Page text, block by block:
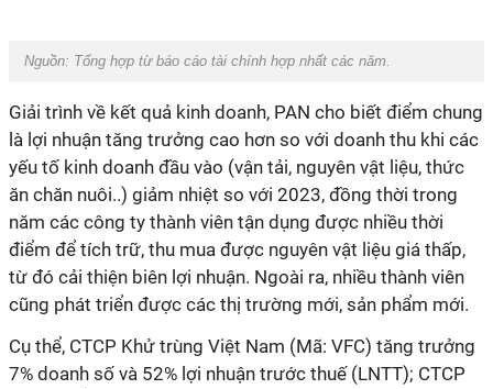
Nguồn: Tổng hợp từ báo cáo tài chính hợp nhất các năm.
Giải trình về kết quả kinh doanh, PAN cho biết điểm chung
là lợi nhuận tăng trưởng cao hơn so với doanh thu khi các
yếu tố kinh doanh đầu vào (vận tải, nguyên vật liệu, thức
ăn chăn nuôi..) giảm nhiệt so với 2023, đồng thời trong
năm các công ty thành viên tận dụng được nhiều thời
điểm để tích trữ, thu mua được nguyên vật liệu giá thấp,
từ đó cải thiện biên lợi nhuận. Ngoài ra, nhiều thành viên
cũng phát triển được các thị trường mới, sản phẩm mới.
Cụ thể, CTCP Khử trùng Việt Nam (Mã: VFC) tăng trưởng
7% doanh số và 52% lợi nhuận trước thuế (LNTT); CTCP